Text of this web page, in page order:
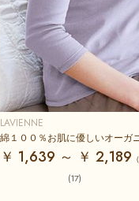
LAVIENNE
￥ 1,639 ～ ￥ 2,189
(17)